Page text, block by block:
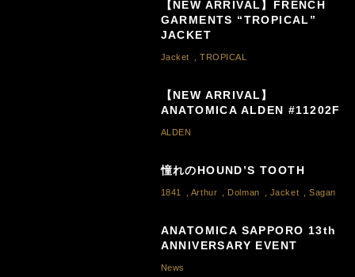
【NEW ARRIVAL】FRENCH
GARMENTS “TROPICAL”
JACKET
Jacket ,TROPICAL
【NEW ARRIVAL】
ANATOMICA ALDEN #11202F
ALDEN
憧れのHOUND’S TOOTH
1841 Arthur Dolman Jacket ,Sagan
ANATOMICA SAPPORO 13th
ANNIVERSARY EVENT
News